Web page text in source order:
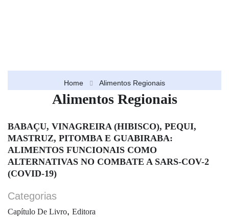
Home Alimentos Regionais
Alimentos Regionais
BABAÇU, VINAGREIRA (HIBISCO), PEQUI,
MASTRUZ, PITOMBA E GUABIRABA:
ALIMENTOS FUNCIONAIS COMO
ALTERNATIVAS NO COMBATE A SARS-COV-2
(COVID-19)
Categorias
Capítulo De Livro, Editora